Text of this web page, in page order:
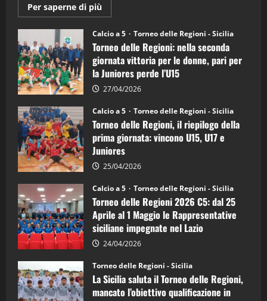
Per saperne di più
informazioni
Torneo
delle
Regioni
di
calcio
a
5:
la
Juniores
è
vicecampione
d’Italia
Calcio a 5 Torneo delle Regioni - Sicilia
Torneo delle Regioni: nella seconda
giornata vittoria per le donne, pari per
la Juniores perde l’U15
27/04/2026
Calcio a 5 Torneo delle Regioni - Sicilia
Torneo delle Regioni, il riepilogo della
prima giornata: vincono U15, U17 e
Juniores
25/04/2026
Calcio a 5 Torneo delle Regioni - Sicilia
Torneo delle Regioni 2026 C5: dal 25
Aprile al 1 Maggio le Rappresentative
siciliane impegnate nel Lazio
24/04/2026
Torneo delle Regioni - Sicilia
La Sicilia saluta il Torneo delle Regioni,
mancato l’obiettivo qualificazione in